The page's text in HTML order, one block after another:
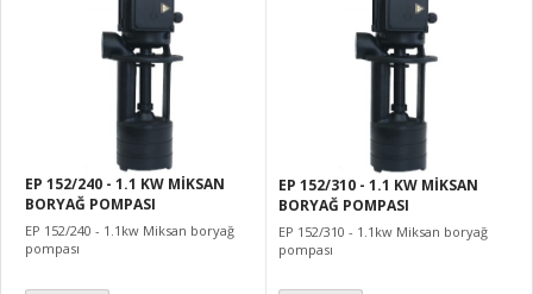
EP 152/240 - 1.1 KW MİKSAN
BORYAĞ POMPASI
EP 152/240 - 1.1kw Miksan boryağ
pompası
EP 152/310 - 1.1 KW MİKSAN
BORYAĞ POMPASI
EP 152/310 - 1.1kw Miksan boryağ
pompası